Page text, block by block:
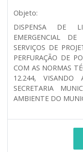
Objeto:
DISPENSA DE
EMERGENCIAL
SERVIÇOS DE
PERFURAÇÃO DE
COM AS NORMAS
12.244, VISANDO
SECRETARIA
AMBIENTE DO